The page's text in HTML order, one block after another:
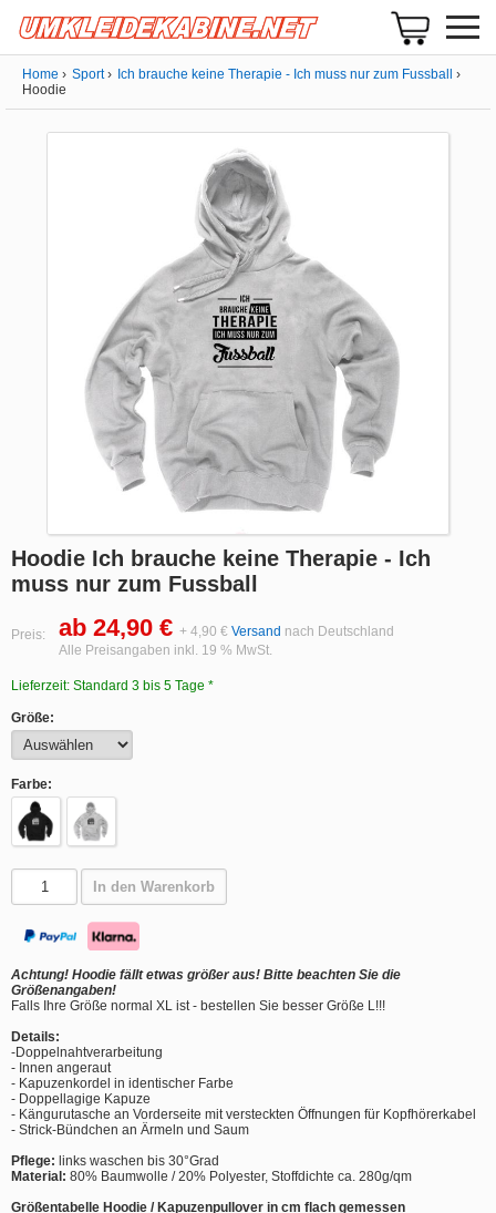
Home Sport
Ich brauche keine Therapie - Ich muss nur zum Fussball
Hoodie
Hoodie Ich brauche keine Therapie - Ich
muss nur zum Fussball
Preis: ab 24,90 € + 4,90 € Versand nach Deutschland
Alle Preisangaben inkl. 19 % MwSt.
Lieferzeit: Standard 3 bis 5 Tage *
Größe:
Farbe:
In den Warenkorb
Achtung! Hoodie fällt etwas größer aus! Bitte beachten Sie die
Größenangaben!
Falls Ihre Größe normal XL ist - bestellen Sie besser Größe L!!!
Details:
-Doppelnahtverarbeitung
- Innen angeraut
- Kapuzenkordel in identischer Farbe
- Doppellagige Kapuze
- Kängurutasche an Vorderseite mit versteckten Öffnungen für Kopfhörerkabel
- Strick-Bündchen an Ärmeln und Saum
Pflege: links waschen bis 30°Grad
Material: 80% Baumwolle / 20% Polyester, Stoffdichte ca. 280g/qm
Größentabelle Hoodie / Kapuzenpullover in cm flach gemessen